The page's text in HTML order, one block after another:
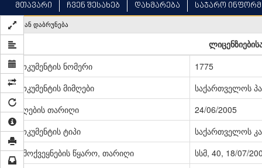
მთავარი ჩვენ შესახებ დახმარება საჯარო
უკან დაბრუნება
დოკუმენტის ნომერი
1775
დოკუმენტის მიმღები
საქართველოს
მიღების თარიღი
24/06/2005
დოკუმენტის ტიპი
საქართველოს
გამოქვეყნების წყარო, თარიღი
სსმ, 40, 18/07/